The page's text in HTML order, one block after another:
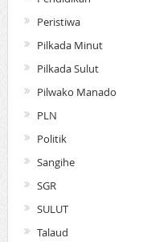
Peristiwa
Pilkada Minut
Pilkada Sulut
Pilwako Manado
PLN
Politik
Sangihe
SGR
SULUT
Talaud